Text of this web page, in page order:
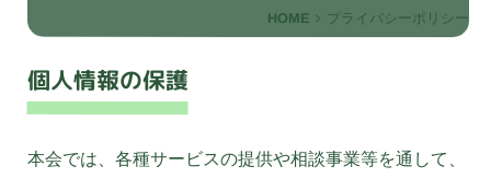
HOME プライバシーポリシー
個人情報の保護
本会では、各種サービスの提供や相談事業等を通して、